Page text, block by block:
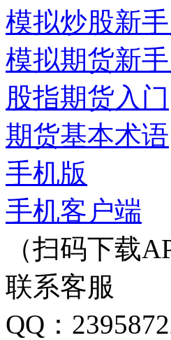
模拟炒股新
模拟期货新
股指期货入门
期货基本术语
手机版
手机客户端
（扫码下载
联系客服
QQ：